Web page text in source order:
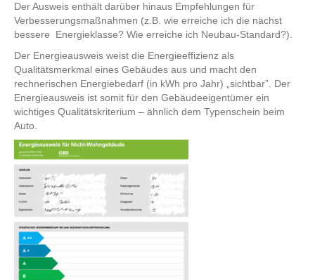
Der Ausweis enthält darüber hinaus Empfehlungen für
Verbesserungsmaßnahmen (z.B. wie erreiche ich die nächst
bessere Energieklasse? Wie erreiche ich Neubau-Standard?).
Der Energieausweis weist die Energieeffizienz als
Qualitätsmerkmal eines Gebäudes aus und macht den
rechnerischen Energiebedarf (in kWh pro Jahr) „sichtbar”. Der
Energieausweis ist somit für den Gebäudeeigentümer ein
wichtiges Qualitätskriterium – ähnlich dem Typenschein beim
Auto.